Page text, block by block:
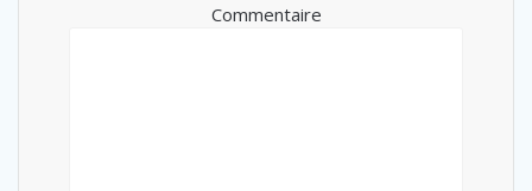
Commentaire